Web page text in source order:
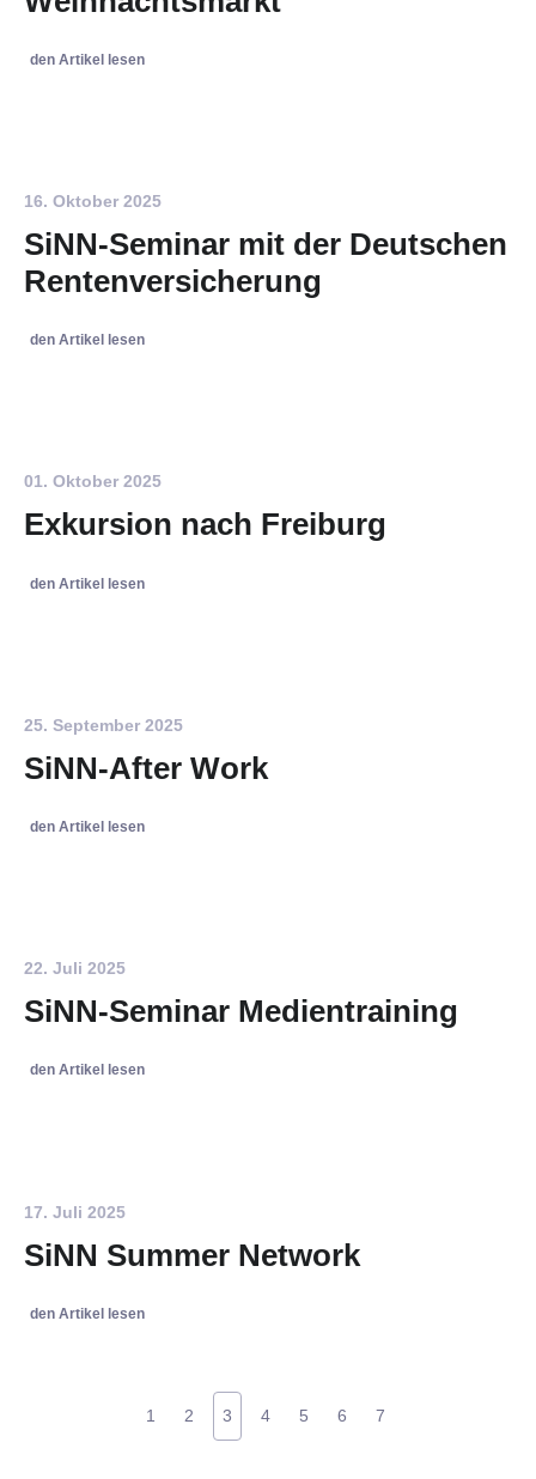
den Artikel lesen
16. Oktober 2025
SiNN-Seminar mit der Deutschen
Rentenversicherung
den Artikel lesen
01. Oktober 2025
Exkursion nach Freiburg
den Artikel lesen
25. September 2025
SiNN-After Work
den Artikel lesen
22. Juli 2025
SiNN-Seminar Medientraining
den Artikel lesen
17. Juli 2025
SiNN Summer Network
den Artikel lesen
1 2 3 4 5 6 7